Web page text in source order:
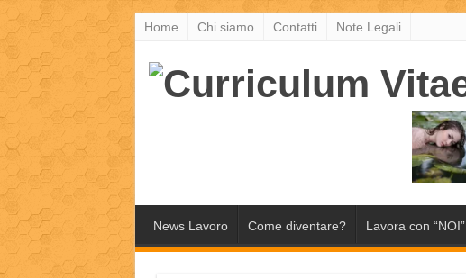
Home Chi siamo Contatti Note Legali
News Lavoro Come diventare? Lavora con “NOI”